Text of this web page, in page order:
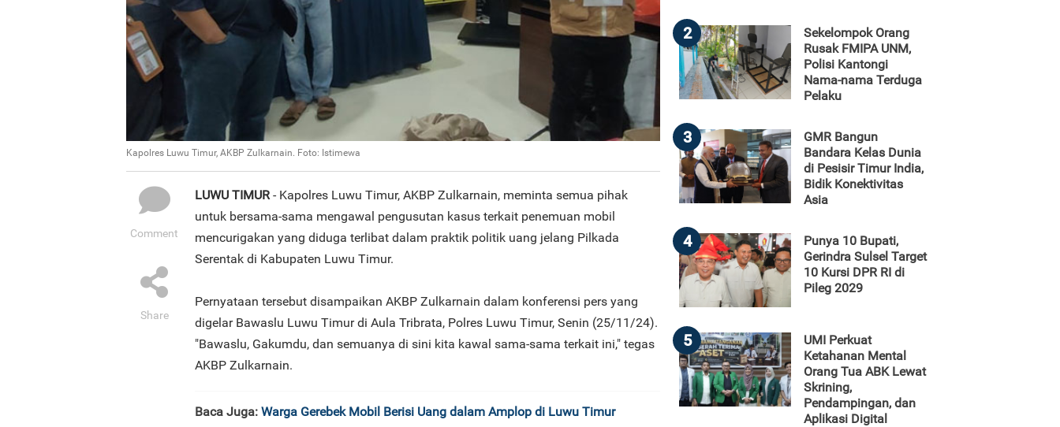
Kapolres Luwu Timur, AKBP Zulkarnain. Foto: Istimewa
Comment
Share
LUWU TIMUR- Kapolres Luwu Timur, AKBP Zulkarnain, meminta semua pihak
untuk bersama-sama mengawal pengusutan kasus terkait penemuan mobil
mencurigakan yang diduga terlibat dalam praktik politik uang jelang Pilkada
Serentak di Kabupaten Luwu Timur.
Pernyataan tersebut disampaikan AKBP Zulkarnain dalam konferensi pers yang
digelar Bawaslu Luwu Timur di Aula Tribrata, Polres Luwu Timur, Senin (25/11/24).
"Bawaslu, Gakumdu, dan semuanya di sini kita kawal sama-sama terkait ini," tegas
AKBP Zulkarnain.
Baca Juga: Warga Gerebek Mobil Berisi Uang dalam Amplop di Luwu Timur
2
Sekelompok Orang
Rusak FMIPA UNM,
Polisi Kantongi
Nama-nama Terduga
Pelaku
3
GMR Bangun
Bandara Kelas Dunia
di Pesisir Timur India,
Bidik Konektivitas
Asia
4
Punya 10 Bupati,
Gerindra Sulsel Target
10 Kursi DPR RI di
Pileg 2029
5
UMI Perkuat
Ketahanan Mental
Orang Tua ABK Lewat
Skrining,
Pendampingan, dan
Aplikasi Digital